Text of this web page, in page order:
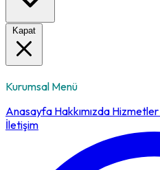
Kapat
Kurumsal Menü
Anasayfa Hakkımızda Hizmetler
İletişim